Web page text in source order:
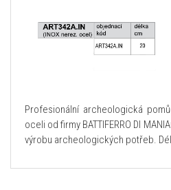
Profesionální archeologická
oceli od firmy BATTIFERRO DI
výrobu archeologických potřeb.